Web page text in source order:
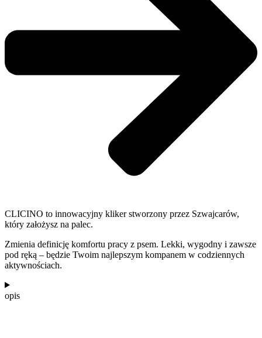
CLICINO to innowacyjny kliker stworzony przez Szwajcarów,
który założysz na palec.
Zmienia definicję komfortu pracy z psem. Lekki, wygodny i zawsze
pod ręką – będzie Twoim najlepszym kompanem w codziennych
aktywnościach.
opis